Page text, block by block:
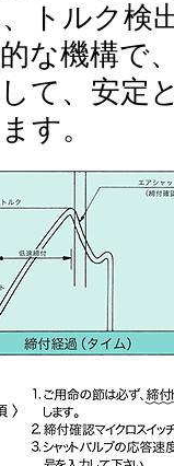
トルク検
な機構で
て、安定
す。